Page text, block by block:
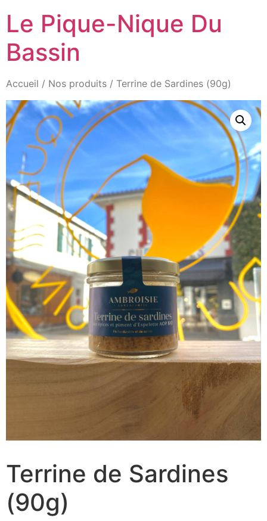
contenu
Le Pique-Nique Du
Bassin
Accueil / Nos produits / Terrine de Sardines (90g)
Terrine de Sardines
(90g)